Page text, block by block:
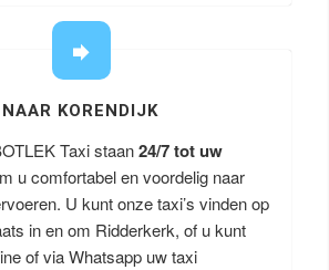
NAAR KORENDIJK
Taxi staan24/7 tot uw
u comfortabel en voordelig naar
U kunt onze taxi’s vinden op
in en om Ridderkerk, of u kunt
of via Whatsapp uw taxi